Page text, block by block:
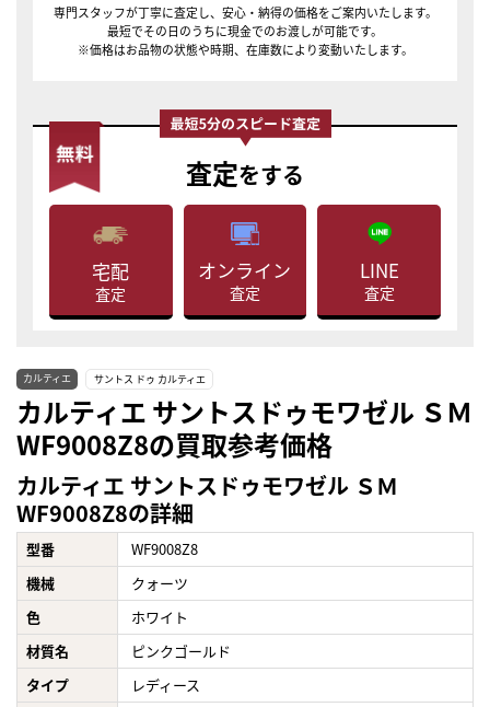
専門スタッフが丁寧に査定し、安心・納得の価格をご案内いたします。
最短でその日のうちに現金でのお渡しが可能です。
※価格はお品物の状態や時期、在庫数により変動いたします。
査定をする
宅配
査定
オンライン
査定
LINE
査定
カルティエ サントス ドゥ カルティエ
カルティエ サントスドゥモワゼル ＳＭ
WF9008Z8の買取参考価格
カルティエ サントスドゥモワゼル ＳＭ
WF9008Z8の詳細
型番
WF9008Z8
機械
クォーツ
色
ホワイト
材質名
ピンクゴールド
タイプ
レディース